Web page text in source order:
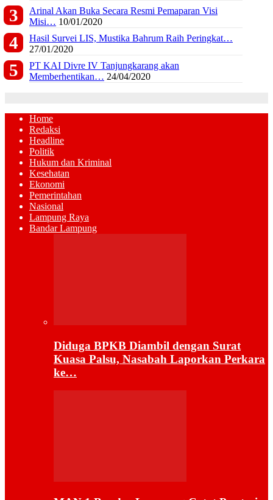
Arinal Akan Buka Secara Resmi Pemaparan Visi
Misi… 10/01/2020
Hasil Survei LIS, Mustika Bahrum Raih Peringkat…
27/01/2020
PT KAI Divre IV Tanjungkarang akan
Memberhentikan… 24/04/2020
Home
Redaksi
Headline
Politik
Hukum dan Kriminal
Kesehatan
Ekonomi
Pemerintahan
Nasional
Lampung Raya
Bandar Lampung
Diduga BPKB Diambil dengan Surat
Kuasa Palsu, Nasabah Laporkan Perkara
ke…